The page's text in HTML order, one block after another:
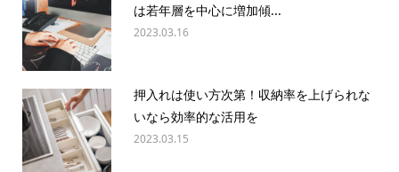
は若年層を中心に増加傾...
2023.03.16
押入れは使い方次第！収納率を上げられな
いなら効率的な活用を
2023.03.15